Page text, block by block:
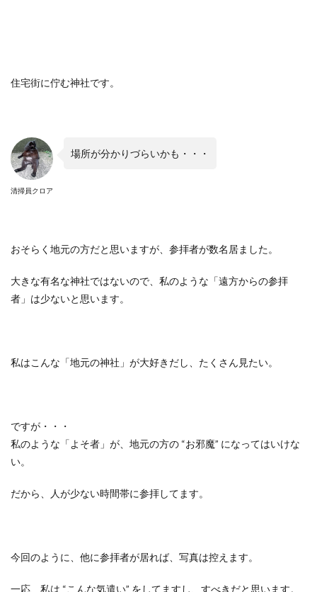
住宅街に佇む神社です。
清掃員クロア
場所が分かりづらいかも・・・
おそらく地元の方だと思いますが、参拝者が数名居ました。
大きな有名な神社ではないので、私のような「遠方からの参拝
者」は少ないと思います。
私はこんな「地元の神社」が大好きだし、たくさん見たい。
ですが・・・
私のような「よそ者」が、地元の方の “お邪魔” になってはいけな
い。
だから、人が少ない時間帯に参拝してます。
今回のように、他に参拝者が居れば、写真は控えます。
一応、私は “こんな気遣い” をしてますし、すべきだと思います。